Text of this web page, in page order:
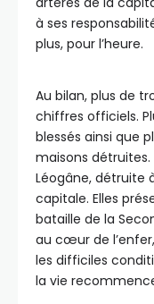
à ses
plus, pour l’heure.
Au bilan, plus de
chiffres officiels.
blessés ainsi que
maisons détruites.
Léogâne, détruite
capitale. Elles
bataille de la
au cœur de
les difficiles
la vie